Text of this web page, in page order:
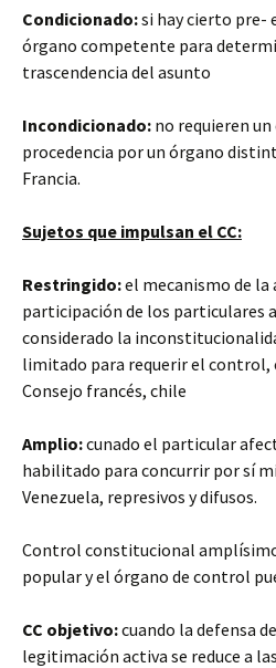
Condicionado:si hay cierto pre-
órgano competente para
trascendencia del asunto
Incondicionado: no requieren
procedencia por un órgano
Francia.
Sujetos que impulsan el CC:
Restringido:el mecanismo de la
participación de los particulares
considerado la
limitado para requerir el control,
Consejo francés, chile
Amplio:cunado el particular
habilitado para concurrir por sí
Venezuela, represivos y difusos.
Control constitucional
popular y el órgano de control
CC objetivo:cuando la defensa
legitimación activa se reduce a